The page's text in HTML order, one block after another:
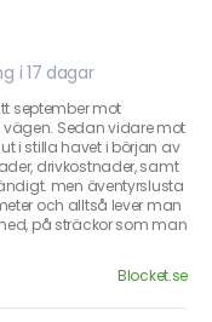
i 17 dagar
september mot
Sedan vidare mot
i stilla havet i början av
drivkostnader, samt
men äventyrslusta
och alltså lever man
på sträckor som man
Blocket.se